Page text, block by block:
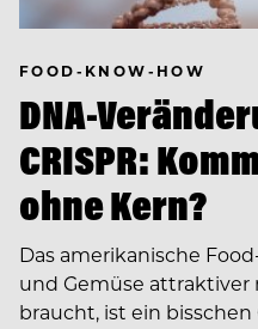
FOOD-KNOW-HOW
DNA-
CRISPR:
ohne Kern?
Das amerikanische
und Gemüse attraktiver
braucht, ist ein